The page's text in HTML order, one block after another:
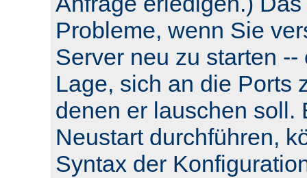
Probleme, wenn Sie
Server neu zu starten
Lage, sich an die Ports
denen er lauschen soll.
Neustart durchführen,
Syntax der